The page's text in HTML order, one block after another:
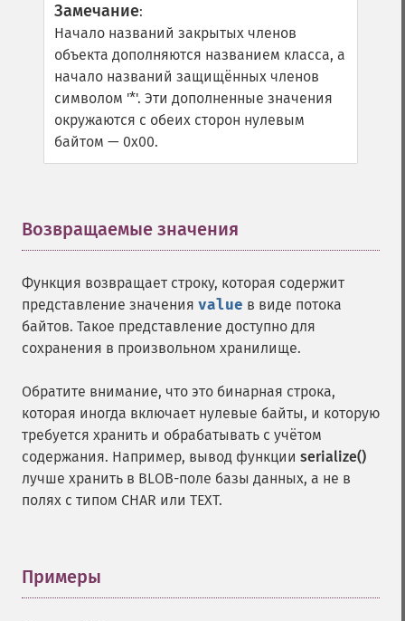
Замечание:
Начало названий закрытых членов
объекта дополняются названием класса, а
начало названий защищённых членов
символом '*'. Эти дополненные значения
окружаются с обеих сторон нулевым
байтом — 0x00.
Возвращаемые значения
Функция возвращает строку, которая содержит
представление значения value в виде потока
байтов. Такое представление доступно для
сохранения в произвольном хранилище.
Обратите внимание, что это бинарная строка,
которая иногда включает нулевые байты, и которую
требуется хранить и обрабатывать с учётом
содержания. Например, вывод функции serialize()
лучше хранить в BLOB-поле базы данных, а не в
полях с типом CHAR или TEXT.
Примеры